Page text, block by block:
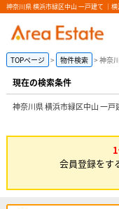
神奈川県 横浜市緑区中山 一戸建て ｜
TOPページ 物件検索 神奈
現在の検索条件
神奈川県 横浜市緑区中山 一戸
会員登録をす